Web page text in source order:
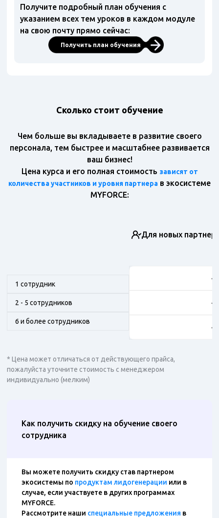
Получите подробный план обучения с
указанием всех тем уроков в каждом модуле
на свою почту прямо сейчас:
Получить план обучения
Сколько стоит обучение
Чем больше вы вкладываете в развитие своего
персонала, тем быстрее и масштабнее развивается
ваш бизнес!
Цена курса и его полная стоимость зависят от
количества участников и уровня партнера в экосистеме
MYFORCE:
Для новых
1 сотрудник
2 - 5 сотрудников
6 и более сотрудников
* Цена может отличаться от действующего прайса,
пожалуйста уточните стоимость с менеджером
индивидуально (мелким)
Как получить скидку на обучение своего
сотрудника
Вы можете получить скидку став партнером
экосистемы по продуктам лидогенерации или в
случае, если участвуете в других программах
MYFORCE.
Рассмотрите наши специальные предложения в